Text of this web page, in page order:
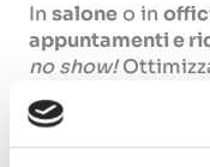
In saloneo in
appuntamenti e
no show!
potenza